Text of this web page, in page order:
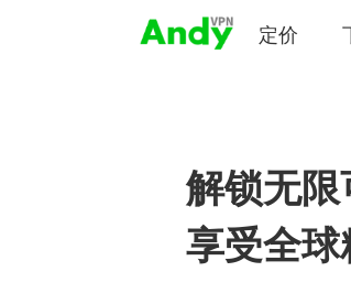
定价
解锁无限
享受全球